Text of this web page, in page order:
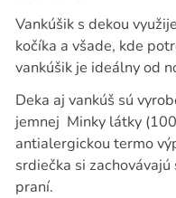
Vankúšik s dekou
kočíka a všade, kde
vankúšik je ideálny od
Deka aj vankúš sú
jemnej Minky látky
antialergickou termo
srdiečka si
praní.